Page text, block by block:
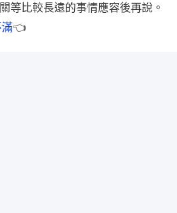
等比較長遠的事情應容後再說。
👈